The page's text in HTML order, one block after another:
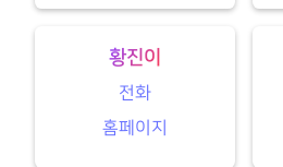
황진이
전화
홈페이지